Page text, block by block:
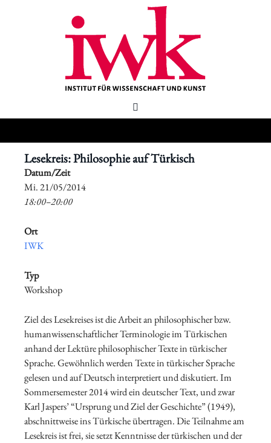
Lesekreis: Philosophie auf Türkisch
Datum/Zeit
​Mi. 21/05/2014
18:00–20:00
Ort
IWK
Typ
Workshop
Ziel des Lesekreises ist die Arbeit an philosophischer bzw.
humanwissenschaftlicher Terminologie im Türkischen
anhand der Lektüre philosophischer Texte in türkischer
Sprache. Gewöhnlich werden Texte in türkischer Sprache
gelesen und auf Deutsch interpretiert und diskutiert. Im
Sommersemester 2014 wird ein deutscher Text, und zwar
Karl Jaspers’ “Ursprung und Ziel der Geschichte” (1949),
abschnittweise ins Türkische übertragen. Die Teilnahme am
Lesekreis ist frei, sie setzt Kenntnisse der türkischen und der